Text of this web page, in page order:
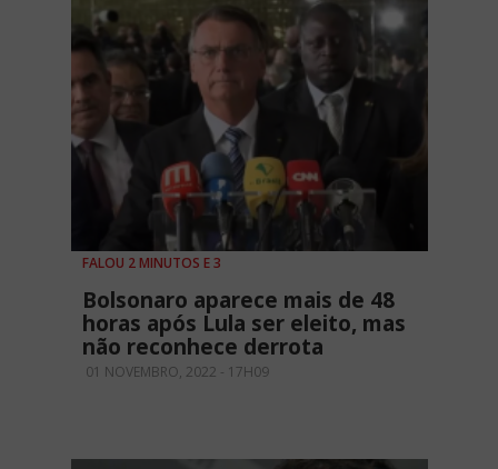
FALOU 2 MINUTOS E 3
Bolsonaro aparece mais de 48
horas após Lula ser eleito, mas
não reconhece derrota
01 NOVEMBRO, 2022 - 17H09